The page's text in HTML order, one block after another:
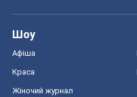
Шоу
Афіша
Краса
Жіночий журнал